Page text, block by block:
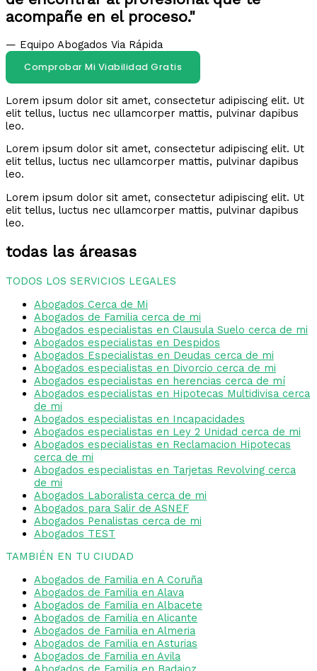
acompañe en el proceso."
— Equipo Abogados Via Rápida
Comprobar Mi Viabilidad Gratis
Lorem ipsum dolor sit amet, consectetur adipiscing elit. Ut
elit tellus, luctus nec ullamcorper mattis, pulvinar dapibus
leo.
Lorem ipsum dolor sit amet, consectetur adipiscing elit. Ut
elit tellus, luctus nec ullamcorper mattis, pulvinar dapibus
leo.
Lorem ipsum dolor sit amet, consectetur adipiscing elit. Ut
elit tellus, luctus nec ullamcorper mattis, pulvinar dapibus
leo.
todas las áreasas
TODOS LOS SERVICIOS LEGALES
Abogados Cerca de Mi
Abogados de Familia cerca de mi
Abogados especialistas en Clausula Suelo cerca de mi
Abogados especialistas en Despidos
Abogados Especialistas en Deudas cerca de mi
Abogados especialistas en Divorcio cerca de mi
Abogados especialistas en herencias cerca de mí
Abogados especialistas en Hipotecas Multidivisa cerca
de mi
Abogados especialistas en Incapacidades
Abogados especialistas en Ley 2 Unidad cerca de mi
Abogados especialistas en Reclamacion Hipotecas
cerca de mi
Abogados especialistas en Tarjetas Revolving cerca
de mi
Abogados Laboralista cerca de mi
Abogados para Salir de ASNEF
Abogados Penalistas cerca de mi
Abogados TEST
TAMBIÉN EN TU CIUDAD
Abogados de Familia en A Coruña
Abogados de Familia en Alava
Abogados de Familia en Albacete
Abogados de Familia en Alicante
Abogados de Familia en Almeria
Abogados de Familia en Asturias
Abogados de Familia en Avila